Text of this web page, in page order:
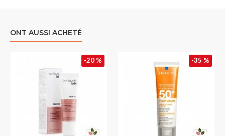
ONT AUSSI ACHETÉ
-20 % -35 %